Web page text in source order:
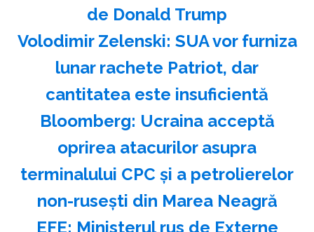
de Donald Trump
Volodimir Zelenski: SUA vor furniza
lunar rachete Patriot, dar
cantitatea este insuficientă
Bloomberg: Ucraina acceptă
oprirea atacurilor asupra
terminalului CPC şi a petrolierelor
non-ruseşti din Marea Neagră
EFE: Ministerul rus de Externe